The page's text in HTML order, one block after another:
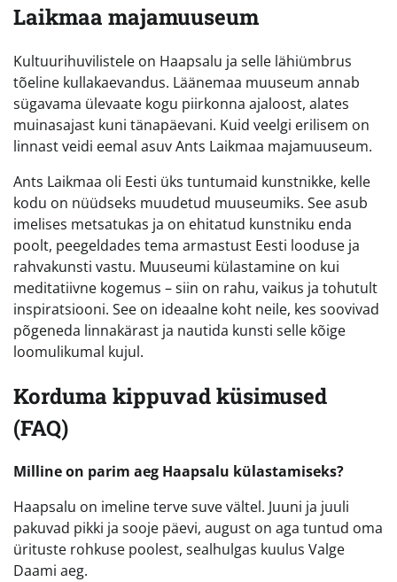
Laikmaa majamuuseum
Kultuurihuvilistele on Haapsalu ja selle lähiümbrus
tõeline kullakaevandus. Läänemaa muuseum annab
sügavama ülevaate kogu piirkonna ajaloost, alates
muinasajast kuni tänapäevani. Kuid veelgi erilisem on
linnast veidi eemal asuv Ants Laikmaa majamuuseum.
Ants Laikmaa oli Eesti üks tuntumaid kunstnikke, kelle
kodu on nüüdseks muudetud muuseumiks. See asub
imelises metsatukas ja on ehitatud kunstniku enda
poolt, peegeldades tema armastust Eesti looduse ja
rahvakunsti vastu. Muuseumi külastamine on kui
meditatiivne kogemus – siin on rahu, vaikus ja tohutult
inspiratsiooni. See on ideaalne koht neile, kes soovivad
põgeneda linnakärast ja nautida kunsti selle kõige
loomulikumal kujul.
Korduma kippuvad küsimused
(FAQ)
Milline on parim aeg Haapsalu külastamiseks?
Haapsalu on imeline terve suve vältel. Juuni ja juuli
pakuvad pikki ja sooje päevi, august on aga tuntud oma
ürituste rohkuse poolest, sealhulgas kuulus Valge
Daami aeg.